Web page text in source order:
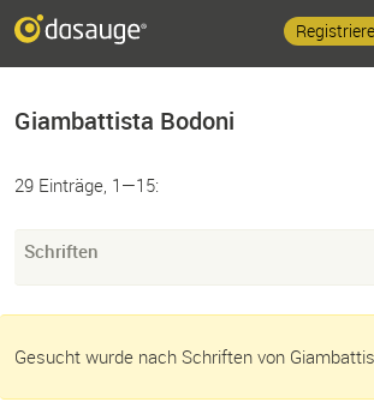
Giambattista Bodoni
29 Einträge, 1—15:
Schriften
Gesucht wurde nach Schriften von